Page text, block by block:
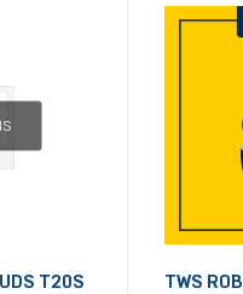
T20S
TWS